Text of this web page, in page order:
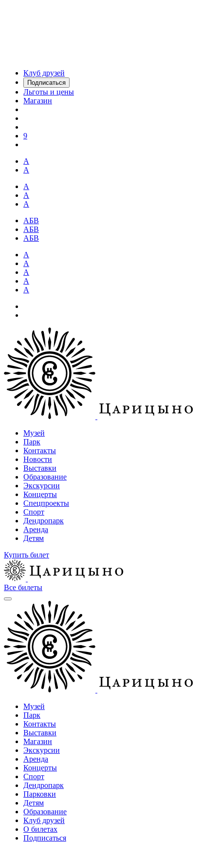
Клуб друзей
Подписаться
Льготы и цены
Магазин
9
А
А
А
А
А
АБВ
АБВ
АБВ
А
А
А
А
А
Музей
Парк
Контакты
Новости
Выставки
Образование
Экскурсии
Концерты
Спецпроекты
Спорт
Дендропарк
Аренда
Детям
Купить билет
Все билеты
Музей
Парк
Контакты
Выставки
Магазин
Экскурсии
Аренда
Концерты
Спорт
Дендропарк
Парковки
Детям
Образование
Клуб друзей
О билетах
Подписаться